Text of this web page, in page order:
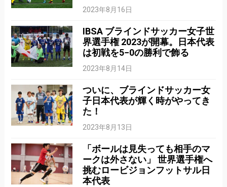
2023年8月16日
IBSA ブラインドサッカー女子世
界選手権 2023が開幕。日本代表
は初戦を5−0の勝利で飾る
2023年8月14日
ついに、ブラインドサッカー女
子日本代表が輝く時がやってき
た！
2023年8月13日
「ボールは見失っても相手のマ
ークは外さない」 世界選手権へ
挑むロービジョンフットサル日
本代表